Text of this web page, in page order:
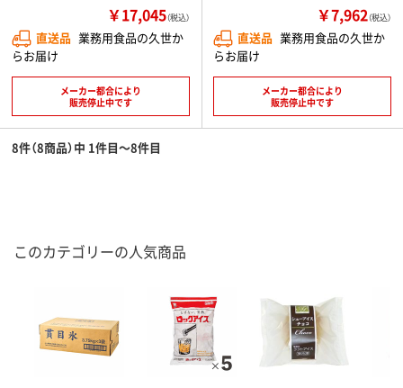
￥17,045（税込）
直送品 業務用食品の久世か
らお届け
メーカー都合により
販売停止中です
￥7,962（税込）
直送品 業務用食品の久世か
らお届け
メーカー都合により
販売停止中です
8件（8商品）中 1件目～8件目
このカテゴリーの人気商品